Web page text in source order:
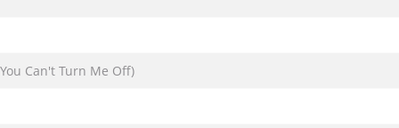
Can't Turn Me Off)